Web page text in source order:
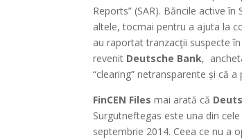
Reports” (SAR). Băncile active
altele, tocmai pentru a ajuta la
au raportat tranzacţii suspecte
revenit Deutsche Bank,
“clearing” netransparente și că
FinCEN Files mai arată că
Surgutneftegas este una din
septembrie 2014. Ceea ce nu a